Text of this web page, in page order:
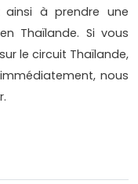
à prendre une
Thaïlande. Si vous
le circuit Thaïlande,
immédiatement, nous